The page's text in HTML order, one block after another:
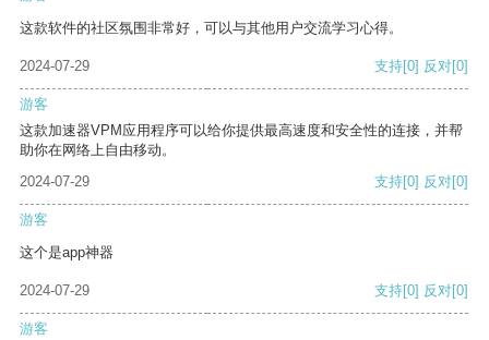
这款软件的社区氛围非常好，可以与其他用户交流学习心得。
2024-07-29 支持[0] 反对[0]
游客
这款加速器VPM应用程序可以给你提供最高速度和安全性的连接，并帮
助你在网络上自由移动。
2024-07-29
支持[0] 反对[0]
游客
这个是app神器
2024-07-29 支持[0] 反对[0]
游客